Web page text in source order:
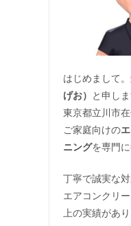
はじめまして。
げお）
と申しま
東京都立川市在
ご家庭向けの
ニングを専門に
丁寧で誠実な
エアコンクリ
上の実績があり